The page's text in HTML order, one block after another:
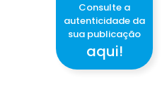
Consulte a
autenticidade da
sua publicação
aqui!